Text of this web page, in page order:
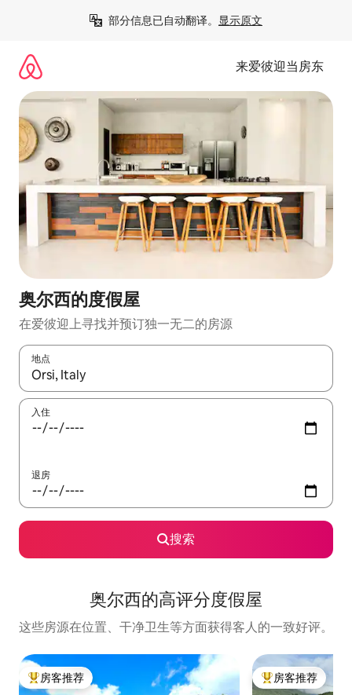
部分信息已自动翻译。 显示原文
来爱彼迎当房东
奥尔西的度假屋
在爱彼迎上寻找并预订独一无二的房源
地点
如有搜索结果，请使用上下方向键查看，或通过点击或滑动手势
入住
退房
搜索
奥尔西的高评分度假屋
这些房源在位置、干净卫生等方面获得客人的一致好评。
热门「房客推荐」
房客推荐 热门「房客推荐」
房客推荐